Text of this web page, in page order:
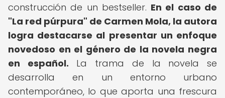
construcción de un bestseller. En el caso de
"La red púrpura" de Carmen Mola, la autora
logra destacarse al presentar un enfoque
novedoso en el género de la novela negra
en español. La trama de la novela se
desarrolla en un entorno urbano
contemporáneo, lo que aporta una frescura